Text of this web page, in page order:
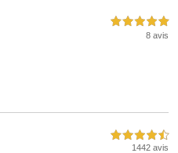
5,0 étoiles sur 5
8 avis
4,5 étoiles sur 5
1442 avis